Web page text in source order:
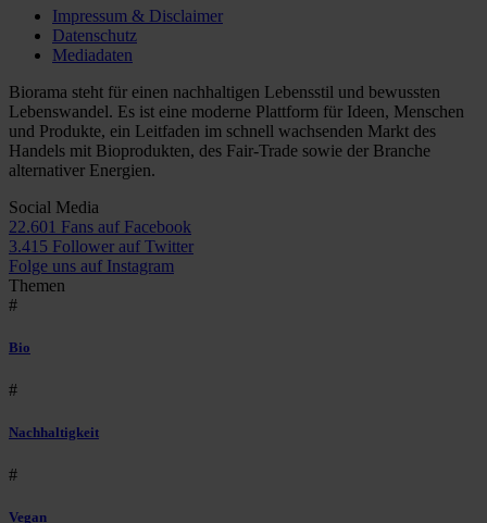
Impressum & Disclaimer
Datenschutz
Mediadaten
Biorama steht für einen nachhaltigen Lebensstil und bewussten
Lebenswandel. Es ist eine moderne Plattform für Ideen, Menschen
und Produkte, ein Leitfaden im schnell wachsenden Markt des
Handels mit Bioprodukten, des Fair-Trade sowie der Branche
alternativer Energien.
Social Media
22.601 Fans auf Facebook
3.415 Follower auf Twitter
Folge uns auf Instagram
Themen
#
Bio
#
Nachhaltigkeit
#
Vegan